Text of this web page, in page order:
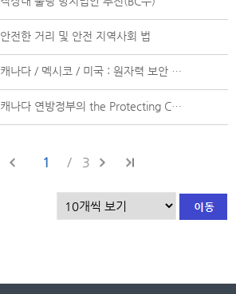
안전한 거리 및 안전 지역사회 법
캐나다 / 멕시코 / 미국 : 원자력 보안 협정
캐나다 연방정부의 the Protecting Children from Internet Predators Act 추진 동향
1 3